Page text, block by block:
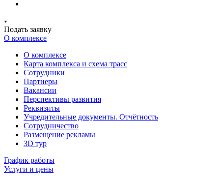
Подать заявку
О комплексе
О комплексе
Карта комплекса и схема трасс
Сотрудники
Партнеры
Вакансии
Перспективы развития
Реквизиты
Учредительные документы. Отчётность
Сотрудничество
Размещение рекламы
3D тур
График работы
Услуги и цены